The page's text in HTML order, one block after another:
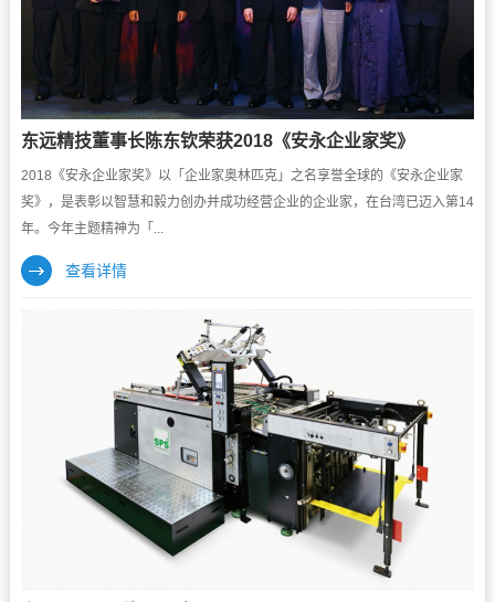
东远精技董事长陈东钦荣获2018《安永企业家奖》
2018《安永企业家奖》以「企业家奥林匹克」之名享誉全球的《安永企业家
奖》，是表彰以智慧和毅力创办并成功经营企业的企业家，在台湾已迈入第14
年。今年主题精神为「...
查看详情